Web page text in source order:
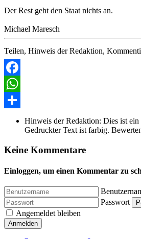
Der Rest geht den Staat nichts an.
Michael Maresch
Teilen, Hinweis der Redaktion,
Facebook
WhatsApp
Hinweis der Redaktion: Dies ist
Gedruckter Text ist farbig.
Keine Kommentare
Einloggen, um einen Kommentar zu
Passwort
Angemeldet bleiben
Anmelden